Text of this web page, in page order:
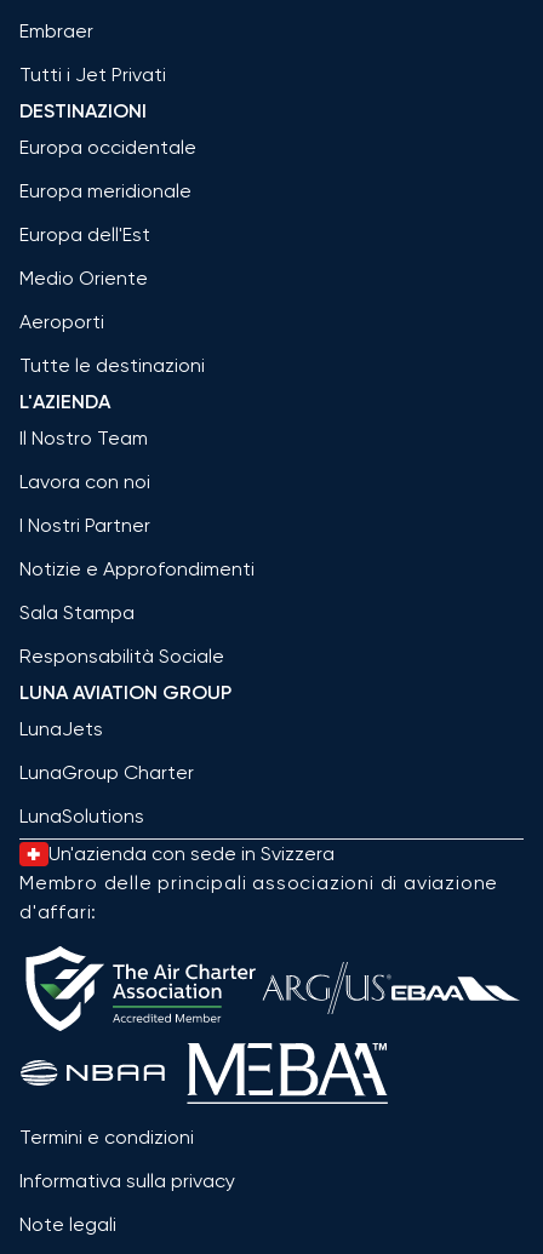
Embraer
Tutti i Jet Privati
DESTINAZIONI
Europa occidentale
Europa meridionale
Europa dell'Est
Medio Oriente
Aeroporti
Tutte le destinazioni
L'AZIENDA
Il Nostro Team
Lavora con noi
I Nostri Partner
Notizie e Approfondimenti
Sala Stampa
Responsabilità Sociale
LUNA AVIATION GROUP
LunaJets
LunaGroup Charter
LunaSolutions
Un'azienda con sede in Svizzera
Membro delle principali associazioni di aviazione
d'affari:
Termini e condizioni
Informativa sulla privacy
Note legali